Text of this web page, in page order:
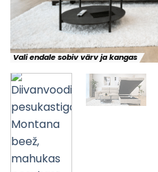
Vali endale sobiv värv ja kangas